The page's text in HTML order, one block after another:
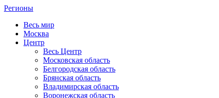
Регионы
Весь мир
Москва
Центр
Весь Центр
Московская область
Белгородская область
Брянская область
Владимирская область
Воронежская область